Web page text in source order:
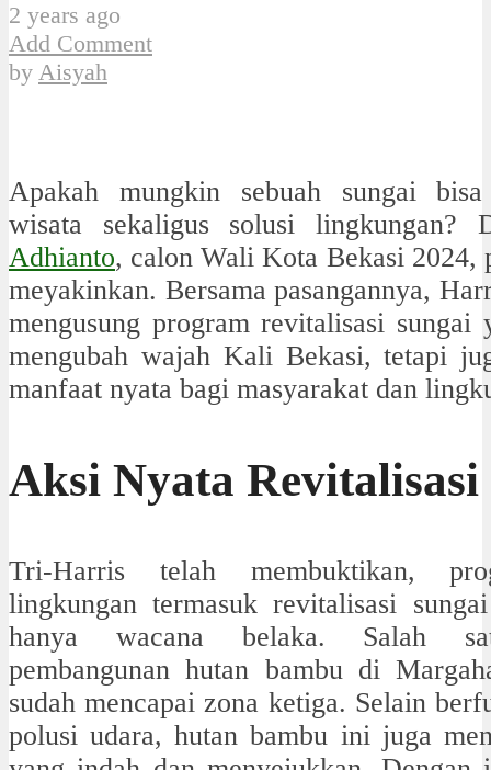
2 years ago
Add Comment
by Aisyah
Apakah mungkin sebuah sungai
wisata sekaligus solusi lingkungan?
Adhianto, calon Wali Kota Bekasi 2024,
meyakinkan. Bersama pasangannya,
mengusung program revitalisasi sungai
mengubah wajah Kali Bekasi, tetapi
manfaat nyata bagi masyarakat dan
Aksi Nyata Revitalisasi
Tri-Harris telah membuktikan,
lingkungan termasuk revitalisasi
hanya wacana belaka. Salah
pembangunan hutan bambu di
sudah mencapai zona ketiga. Selain
polusi udara, hutan bambu ini juga